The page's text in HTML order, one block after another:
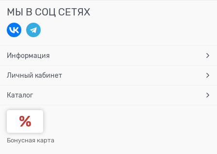
МЫ В СОЦ СЕТЯХ
Информация
Личный кабинет
Каталог
Бонусная карта